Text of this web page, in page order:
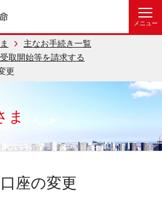
主なお手続き一覧
取開始等を請求する
更
ま
座の変更